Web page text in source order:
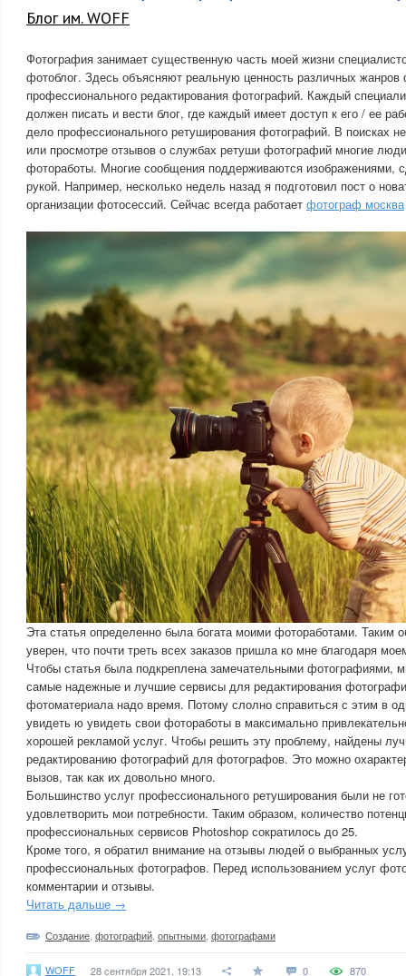
Блог им. WOFF
Фотография занимает существенную часть моей жизни
фотоблог. Здесь объясняют реальную ценность различных жанров
профессионального редактирования фотографий. Каждый
должен писать и вести блог, где каждый имеет доступ к его / ее
дело профессионального ретуширования фотографий. В поисках
или просмотре отзывов о службах ретуши фотографий многие
фотоработы. Многие сообщения поддерживаются изображениями,
рукой. Например, несколько недель назад я подготовил пост о
организации фотосессий. Сейчас всегда работает фотограф москва
Эта статья определенно была богата моими фотоработами. Таким
уверен, что почти треть всех заказов пришла ко мне благодаря
Чтобы статья была подкреплена замечательными фотографиями,
самые надежные и лучшие сервисы для редактирования
фотоматериала надо время. Потому слолно справиться с этим в
увидеть ю увидеть свои фотоработы в максимально
хорошей рекламой услуг. Чтобы решить эту проблему, найдены
редактированию фотографий для фотографов. Это можно
вызов, так как их довольно много.
Большинство услуг профессионального ретуширования были не
удовлетворить мои потребности. Таким образом, количество
профессиональных сервисов Photoshop сократилось до 25.
Кроме того, я обратил внимание на отзывы людей о выбранных
профессиональных фотографов. Перед использованием услуг
комментарии и отзывы.
Читать дальше →
Создание фотографий опытными фотографами
WOFF 28 сентября 2021, 19:13 0 870